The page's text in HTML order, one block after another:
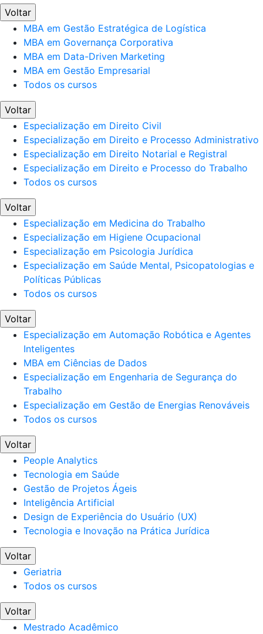
Voltar
MBA em Gestão Estratégica de Logística
MBA em Governança Corporativa
MBA em Data-Driven Marketing
MBA em Gestão Empresarial
Todos os cursos
Voltar
Especialização em Direito Civil
Especialização em Direito e Processo Administrativo
Especialização em Direito Notarial e Registral
Especialização em Direito e Processo do Trabalho
Todos os cursos
Voltar
Especialização em Medicina do Trabalho
Especialização em Higiene Ocupacional
Especialização em Psicologia Jurídica
Especialização em Saúde Mental, Psicopatologias e
Políticas Públicas
Todos os cursos
Voltar
Especialização em Automação Robótica e Agentes
Inteligentes
MBA em Ciências de Dados
Especialização em Engenharia de Segurança do
Trabalho
Especialização em Gestão de Energias Renováveis
Todos os cursos
Voltar
People Analytics
Tecnologia em Saúde
Gestão de Projetos Ágeis
Inteligência Artificial
Design de Experiência do Usuário (UX)
Tecnologia e Inovação na Prática Jurídica
Voltar
Geriatria
Todos os cursos
Voltar
Mestrado Acadêmico